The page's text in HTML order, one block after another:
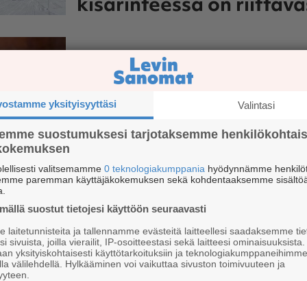
TALVITAPAHTUMA
Floor Jansen
Eventissä Levillä 15.
avajaiset 4.–6.
yksityisyyttäsi Valintasi
suostumuksesi tarjotaksemme
valitsemamme 0 teknologiakumppania hyödynnämme
paremman käyttäjäkokemuksen sekä kohdentaaksemme
suostut tietojesi käyttöön seuraavasti
laitetunnisteita ja tallennamme evästeitä laitteellesi saadaksemme
sivuista, joilla vierailit, IP-osoitteestasi sekä laitteesi
yksityiskohtaisesti käyttötarkoituksiin ja teknologiakumppaneihimme
välilehdellä. Hylkääminen voi vaikuttaa sivuston toimivuuteen ja